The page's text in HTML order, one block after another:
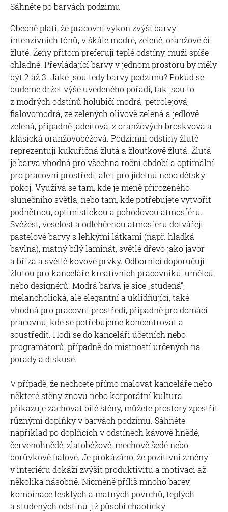
Sáhněte po barvách podzimu
Obecně platí, že pracovní výkon zvýší barvy
intenzivních tónů, v škále modré, zelené, oranžové či
žluté. Ženy přitom preferují teplé odstíny, muži spíše
chladné. Převládající barvy v jednom prostoru by měly
být 2 až 3. Jaké jsou tedy barvy podzimu? Pokud se
budeme držet výše uvedeného pořadí, tak jsou to
z modrých odstínů holubičí modrá, petrolejová,
fialovomodrá, ze zelených olivově zelená a jedlově
zelená, případně jadeitová, z oranžových broskvová a
klasická oranžovobéžová. Podzimní odstíny žluté
reprezentují kukuřičná žlutá a žloutkově žlutá. Žlutá
je barva vhodná pro všechna roční období a optimální
pro pracovní prostředí, ale i pro jídelnu nebo dětský
pokoj. Využívá se tam, kde je méně přirozeného
slunečního světla, nebo tam, kde potřebujete vytvořit
podnětnou, optimistickou a pohodovou atmosféru.
Svěžest, veselost a odlehčenou atmosféru dotvářejí
pastelové barvy s lehkými látkami (např. hladká
bavlna), matný bílý laminát, světlé dřevo jako javor
a bříza a světlé kovové prvky. Odborníci doporučují
žlutou prokanceláře kreativních pracovníků, umělců
nebo designérů. Modrá barva je sice „studená“,
melancholická, ale elegantní a uklidňující, také
vhodná pro pracovní prostředí, případně pro domácí
pracovnu, kde se potřebujeme koncentrovat a
soustředit. Hodí se do kanceláři účetních nebo
programátorů, případně do místností určených na
porady a diskuse.
V případě, že nechcete přímo malovat kanceláře nebo
některé stěny znovu nebo korporátní kultura
přikazuje zachovat bílé stěny, můžete prostory zpestřit
různými doplňky v barvách podzimu. Sáhněte
například po doplňcích v odstínech kávově hnědé,
červenohnědé, zlatobéžové, mechově šedé nebo
borůvkově fialové. Je prokázáno, že pozitivní změny
v interiéru dokáží zvýšit produktivitu a motivaci až
několika násobně. Nicméně příliš mnoho barev,
kombinace lesklých a matných povrchů, teplých
a studených odstínů již působí chaoticky